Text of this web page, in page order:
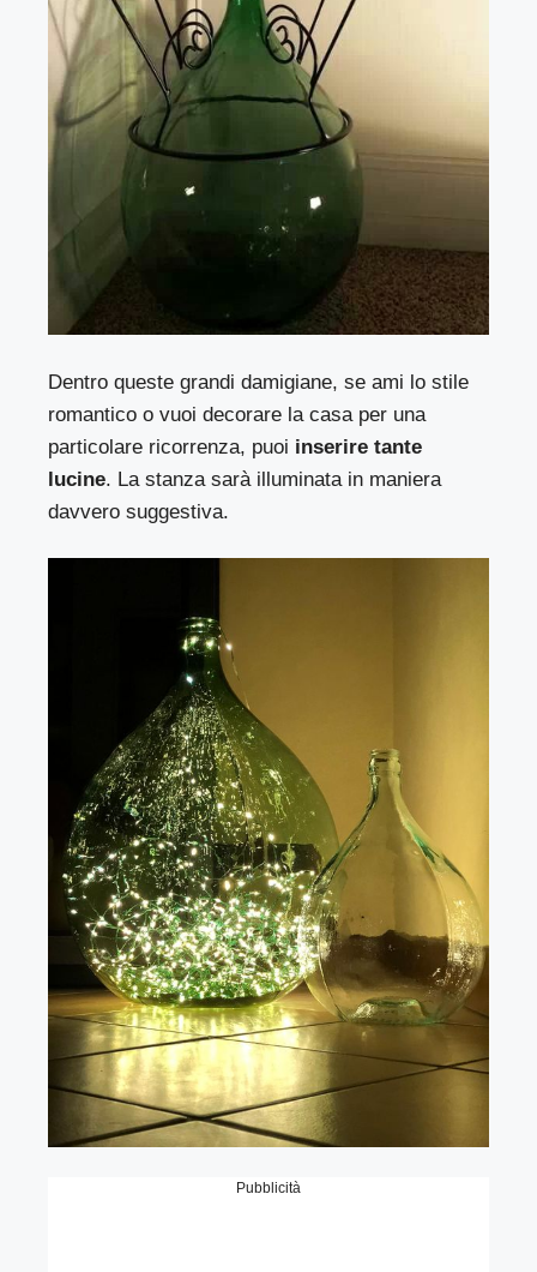
Dentro queste grandi damigiane, se ami lo stile
romantico o vuoi decorare la casa per una
particolare ricorrenza, puoi inserire tante
lucine. La stanza sarà illuminata in maniera
davvero suggestiva.
Pubblicità